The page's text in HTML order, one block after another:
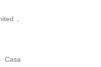
，
Casa